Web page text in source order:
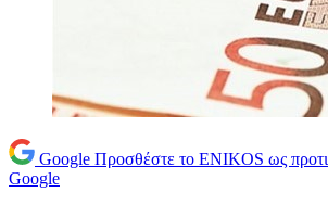
Google Προσθέστε το ENIKOS ως
Google